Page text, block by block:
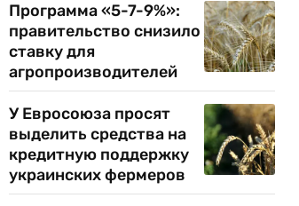
Программа «5-7-9%»:
правительство снизило
ставку для
агропроизводителей
У Евросоюза просят
выделить средства на
кредитную поддержку
украинских фермеров